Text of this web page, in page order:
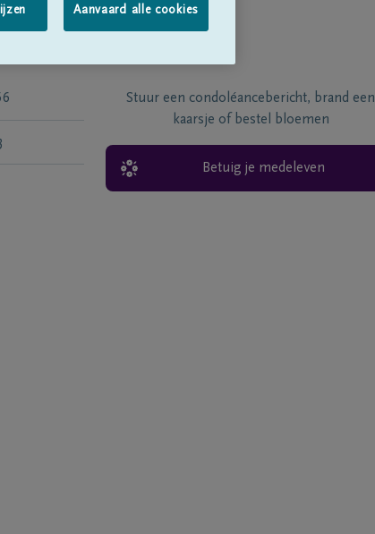
Stuur een condoléancebericht, brand een
kaarsje of bestel bloemen
Betuig je medeleven
Aanvaard alle cookies